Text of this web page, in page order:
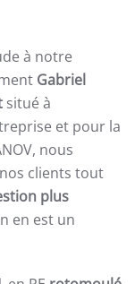
à notre
Gabriel
situé à
et pour la
nous
clients tout
plus
en est un